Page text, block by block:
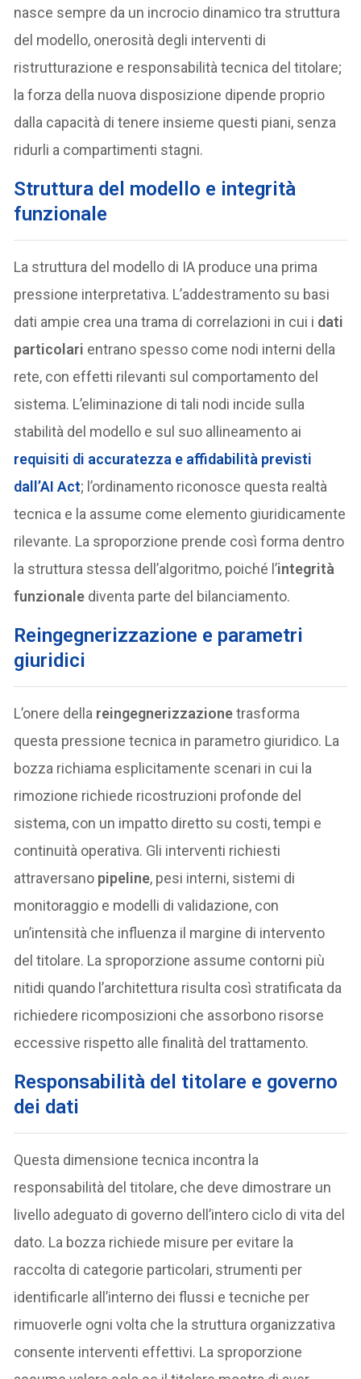
nasce sempre da un incrocio dinamico tra struttura
del modello, onerosità degli interventi di
ristrutturazione e responsabilità tecnica del titolare;
la forza della nuova disposizione dipende proprio
dalla capacità di tenere insieme questi piani, senza
ridurli a compartimenti stagni.
Struttura del modello e integrità
funzionale
La struttura del modello di IA produce una prima
pressione interpretativa. L’addestramento su basi
dati ampie crea una trama di correlazioni in cui i dati
particolari entrano spesso come nodi interni della
rete, con effetti rilevanti sul comportamento del
sistema. L’eliminazione di tali nodi incide sulla
stabilità del modello e sul suo allineamento ai
requisiti di accuratezza e affidabilità previsti
dall’AI Act; l’ordinamento riconosce questa realtà
tecnica e la assume come elemento giuridicamente
rilevante. La sproporzione prende così forma dentro
la struttura stessa dell’algoritmo, poiché l’integrità
funzionale diventa parte del bilanciamento.
Reingegnerizzazione e parametri
giuridici
L’onere della reingegnerizzazionetrasforma
questa pressione tecnica in parametro giuridico. La
bozza richiama esplicitamente scenari in cui la
rimozione richiede ricostruzioni profonde del
sistema, con un impatto diretto su costi, tempi e
continuità operativa. Gli interventi richiesti
attraversano pipeline, pesi interni, sistemi di
monitoraggio e modelli di validazione, con
un’intensità che influenza il margine di intervento
del titolare. La sproporzione assume contorni più
nitidi quando l’architettura risulta così stratificata da
richiedere ricomposizioni che assorbono risorse
eccessive rispetto alle finalità del trattamento.
Responsabilità del titolare e governo
dei dati
Questa dimensione tecnica incontra la
responsabilità del titolare, che deve dimostrare un
livello adeguato di governo dell’intero ciclo di vita del
dato. La bozza richiede misure per evitare la
raccolta di categorie particolari, strumenti per
identificarle all’interno dei flussi e tecniche per
rimuoverle ogni volta che la struttura organizzativa
consente interventi effettivi. La sproporzione